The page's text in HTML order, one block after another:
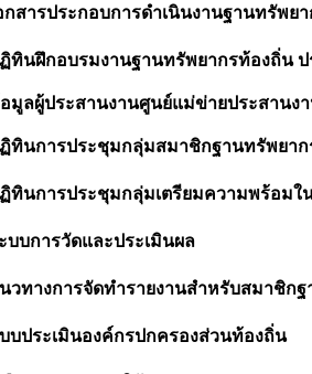
กสารประกอบการดำเนินงานฐานทรัพย
ทินฝึกอบรมงานฐานทรัพยากรท้องถิ่น
มูลผู้ประสานงานศูนย์แม่ข่ายประสานง
ทินการประชุมกลุ่มสมาชิกฐานทรัพยาก
ทินการประชุมกลุ่มเตรียมความพร้อมใน
บบการวัดและประเมินผล
วทางการจัดทำรายงานสำหรับสมาชิก
บประเมินองค์กรปกครองส่วนท้องถิ่น